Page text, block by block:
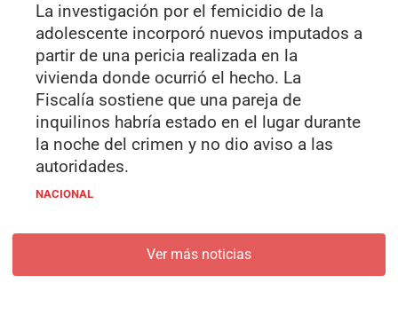
La investigación por el femicidio de la
adolescente incorporó nuevos imputados a
partir de una pericia realizada en la
vivienda donde ocurrió el hecho. La
Fiscalía sostiene que una pareja de
inquilinos habría estado en el lugar durante
la noche del crimen y no dio aviso a las
autoridades.
NACIONAL
Ver más noticias